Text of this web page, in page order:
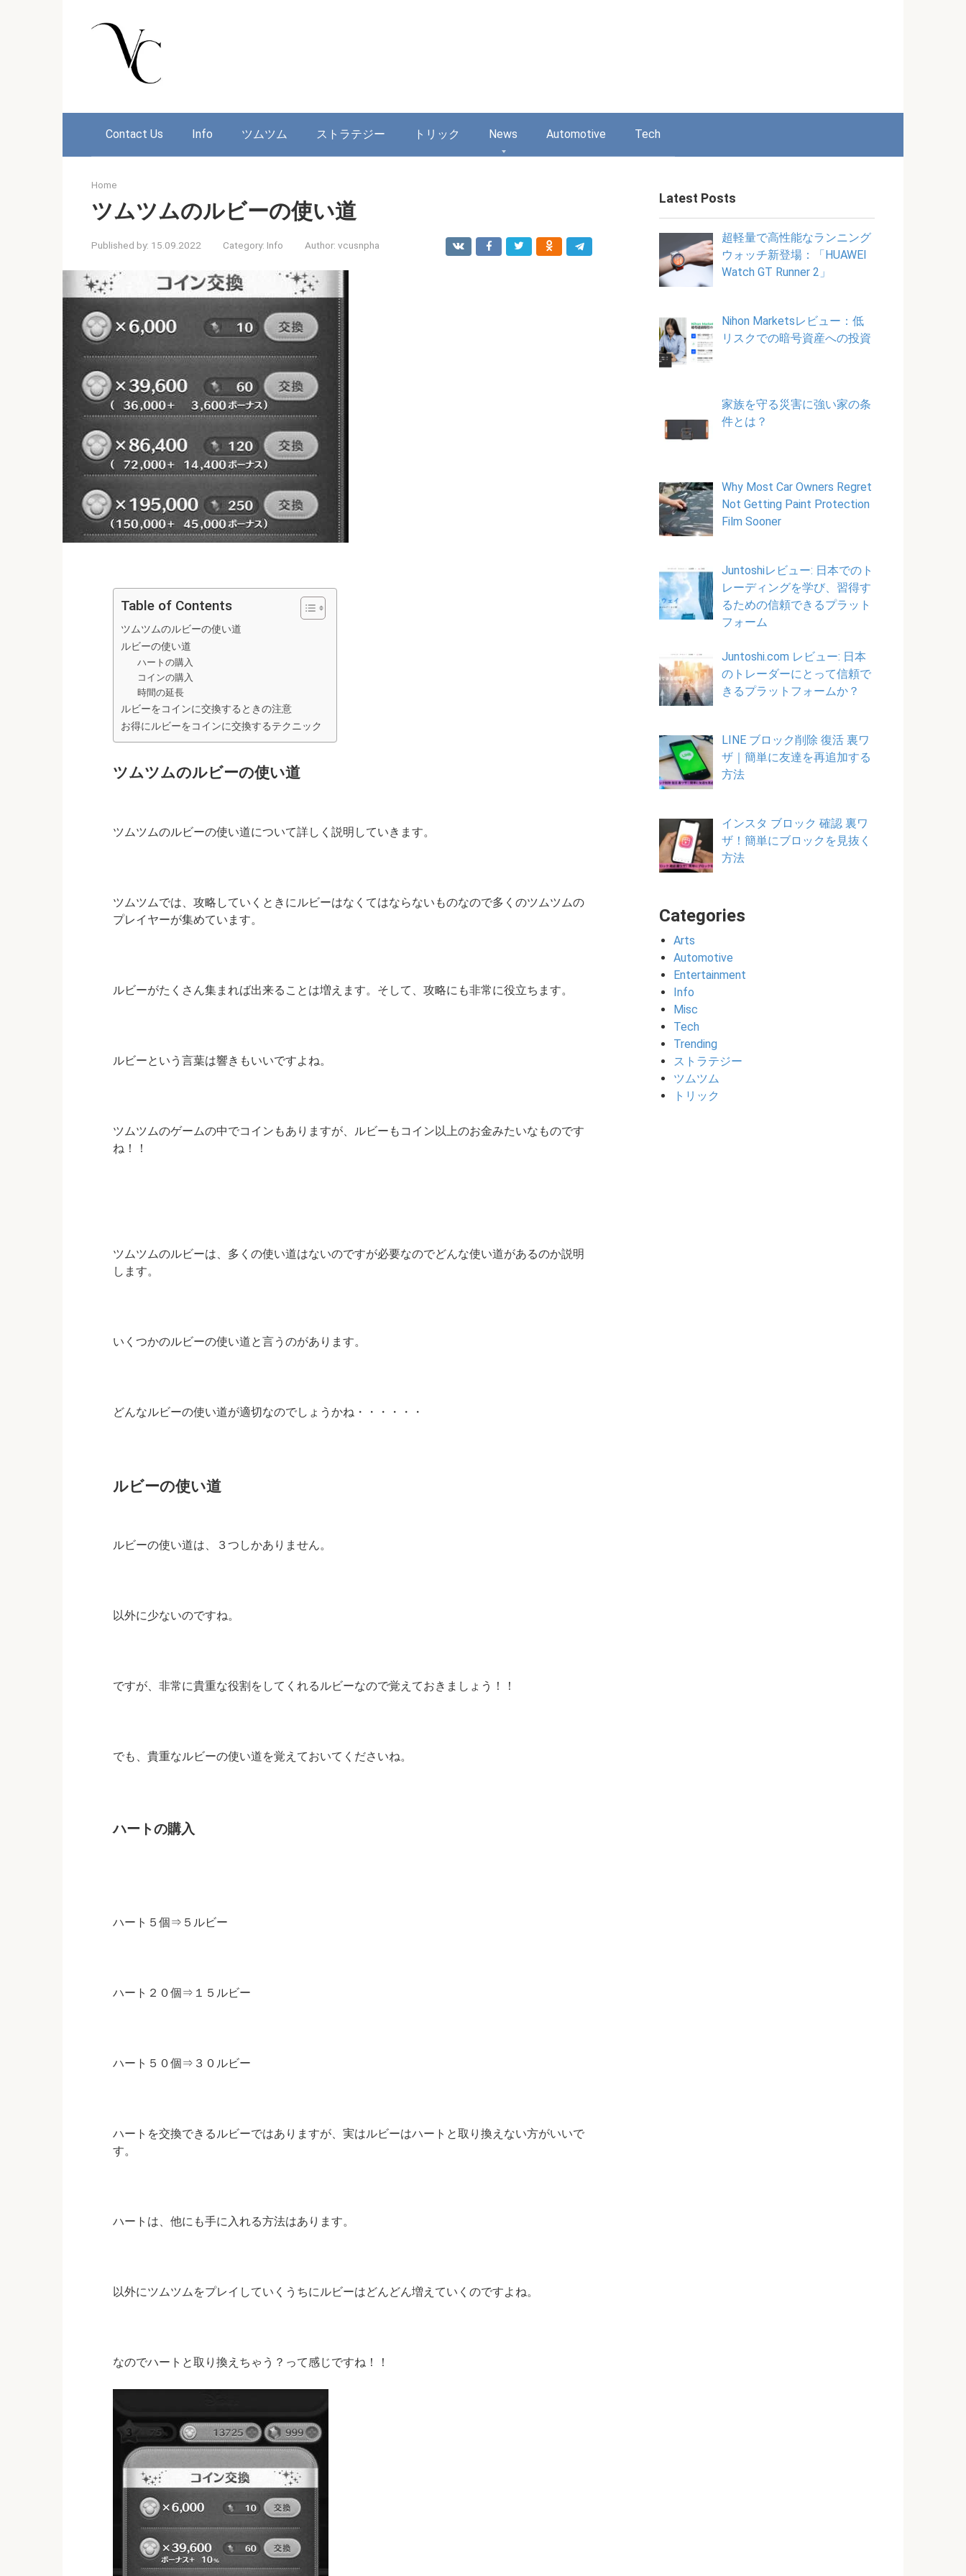
Contact Us Info ツムツム ストラテジー トリック News Automotive Tech
Home
ツムツムのルビーの使い道
Published by: 15.09.2022 Category: Info Author: vcusnpha
Table of Contents
ツムツムのルビーの使い道
ルビーの使い道
ハートの購入
コインの購入
時間の延長
ルビーをコインに交換するときの注意
お得にルビーをコインに交換するテクニック
ツムツムのルビーの使い道
ツムツムのルビーの使い道について詳しく説明していきます。
ツムツムでは、攻略していくときにルビーはなくてはならないものなので多くのツムツムの
プレイヤーが集めています。
ルビーがたくさん集まれば出来ることは増えます。そして、攻略にも非常に役立ちます。
ルビーという言葉は響きもいいですよね。
ツムツムのゲームの中でコインもありますが、ルビーもコイン以上のお金みたいなものです
ね！！
ツムツムのルビーは、多くの使い道はないのですが必要なのでどんな使い道があるのか説明
します。
いくつかのルビーの使い道と言うのがあります。
どんなルビーの使い道が適切なのでしょうかね・・・・・・
ルビーの使い道
ルビーの使い道は、３つしかありません。
以外に少ないのですね。
ですが、非常に貴重な役割をしてくれるルビーなので覚えておきましょう！！
でも、貴重なルビーの使い道を覚えておいてくださいね。
ハートの購入
ハート５個⇒５ルビー
ハート２０個⇒１５ルビー
ハート５０個⇒３０ルビー
ハートを交換できるルビーではありますが、実はルビーはハートと取り換えない方がいいで
す。
ハートは、他にも手に入れる方法はあります。
以外にツムツムをプレイしていくうちにルビーはどんどん増えていくのですよね。
なのでハートと取り換えちゃう？って感じですね！！
Latest Posts
超軽量で高性能なランニング
ウォッチ新登場：「HUAWEI
Watch GT Runner 2」
Nihon Marketsレビュー：低
リスクでの暗号資産への投資
家族を守る災害に強い家の条
件とは？
Why Most Car Owners Regret
Not Getting Paint Protection
Film Sooner
Juntoshiレビュー: 日本でのト
レーディングを学び、習得す
るための信頼できるプラット
フォーム
Juntoshi.com レビュー: 日本
のトレーダーにとって信頼で
きるプラットフォームか？
LINE ブロック削除 復活 裏ワ
ザ｜簡単に友達を再追加する
方法
インスタ ブロック 確認 裏ワ
ザ！簡単にブロックを見抜く
方法
Categories
Arts
Automotive
Entertainment
Info
Misc
Tech
Trending
ストラテジー
ツムツム
トリック